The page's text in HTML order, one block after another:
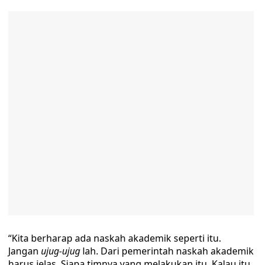
“Kita berharap ada naskah akademik seperti itu.
Jangan ujug-ujug lah. Dari pemerintah naskah akademik